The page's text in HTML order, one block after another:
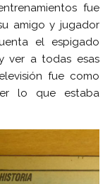
fue
amigo y jugador
el espigado
ver a todas esas
fue como
lo que estaba